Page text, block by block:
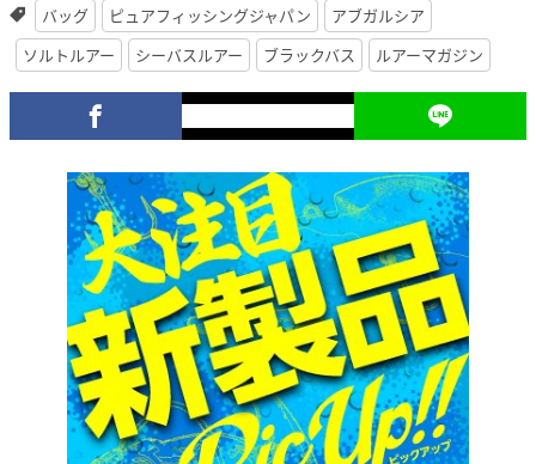
バッグ ピュアフィッシングジャパン
アブガルシア
ソルトルアー
シーバスルアー ブラックバス ルアーマガジン